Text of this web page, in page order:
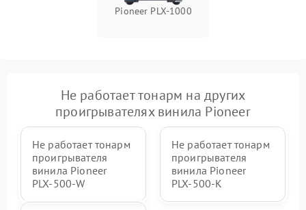
Pioneer PLX‑1000
Не работает тонарм на других
проигрывателях винила Pioneer
Не работает тонарм
проигрывателя
винила Pioneer
PLX‑500‑W
Не работает тонарм
проигрывателя
винила Pioneer
PLX‑500‑K